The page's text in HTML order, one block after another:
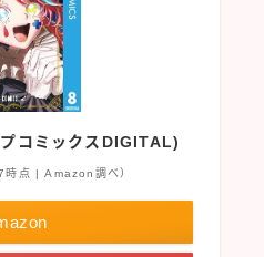
コミックスDIGITAL)
点 | Amazon調べ）